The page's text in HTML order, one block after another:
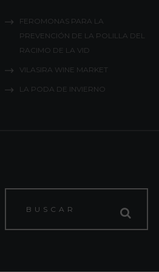
FEROMONAS PARA LA
PREVENCIÓN DE LA POLILLA DEL
RACIMO DE LA VID
VILASIRA WINE MARKET
LA PODA DE INVIERNO